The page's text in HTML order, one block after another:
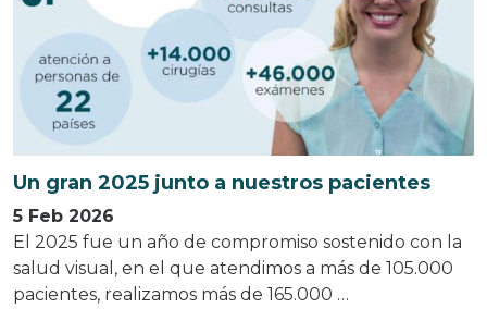
Un gran 2025 junto a nuestros pacientes
5 Feb 2026
El 2025 fue un año de compromiso sostenido con la
salud visual, en el que atendimos a más de 105.000
pacientes, realizamos más de 165.000 …